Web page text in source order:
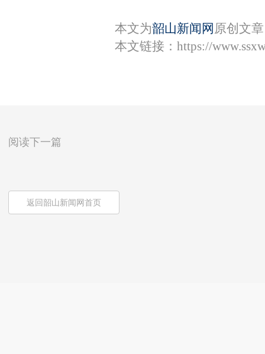
本文为韶山新闻网 原创文
本文链接： https://
阅读下一篇
返回韶山新闻网首页